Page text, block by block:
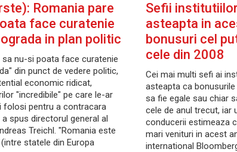
Romania pare
face curatenie
in plan politic
sa nu-si poata face curatenie
din punct de vedere politic,
economic ridicat,
"incredibile" pe care le-ar
folosi pentru a contracara
spus directorul general al
Treichl. "Romania este
statele din Europa
Sefii
asteapta in
bonusuri cel
cele din 2008
Cei mai multi sefi ai
asteapta ca
sa fie egale sau chiar
cele de anul trecut, iar
conducerii estimeaza
mari venituri in acest
international